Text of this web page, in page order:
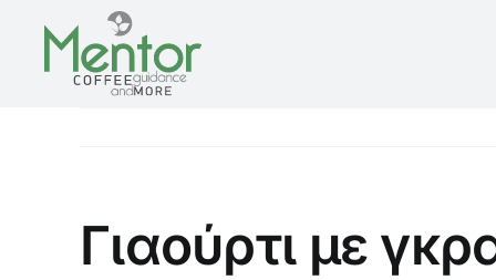
content
Γιαούρτι με